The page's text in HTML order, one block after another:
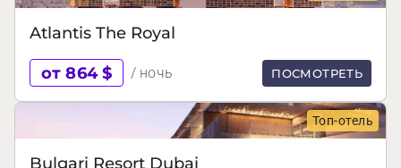
Atlantis The Royal
от 864 $ / ночь ПОСМОТРЕТЬ
Топ-отель
Bulgari Resort Dubai